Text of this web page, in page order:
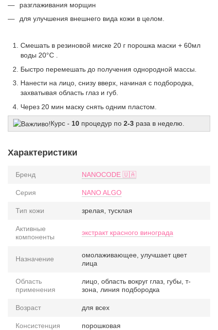
разглаживания морщин
для улучшения внешнего вида кожи в целом.
Смешать в резиновой миске 20 г порошка маски + 60мл
воды 20°C .
Быстро перемешать до получения однородной массы.
Нанести на лицо, снизу вверх, начиная с подбородка,
захватывая область глаз и губ.
Через 20 мин маску снять одним пластом.
Курс - 10 процедур по 2-3 раза в неделю.
Характеристики
Бренд NANOCODE 🇺🇦
Серия NANO ALGO
Тип кожи зрелая, тусклая
Активные
компоненты
экстракт красного винограда
Назначение
омолаживающее, улучшает цвет
лица
Область
применения
лицо, область вокруг глаз, губы, т-
зона, линия подбородка
Возраст для всех
Консистенция порошковая